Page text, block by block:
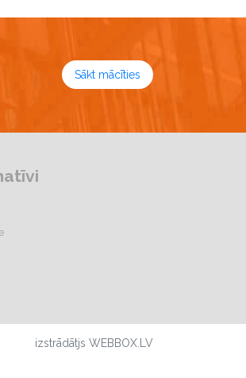
Sākt mācīties
izstrādātjs WEBBOX.LV